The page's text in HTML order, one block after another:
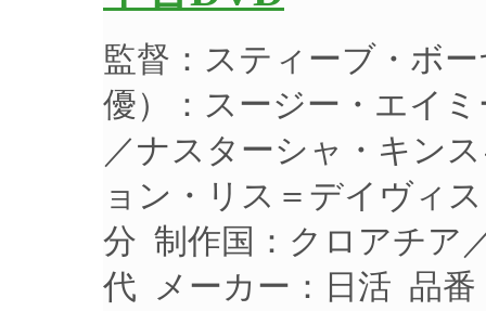
監督：スティーブ・ボ
優）：スージー・エイ
／ナスターシャ・キン
ョン・リス＝デイヴィ
分 制作国：クロアチア
代 メーカー：日活 品番